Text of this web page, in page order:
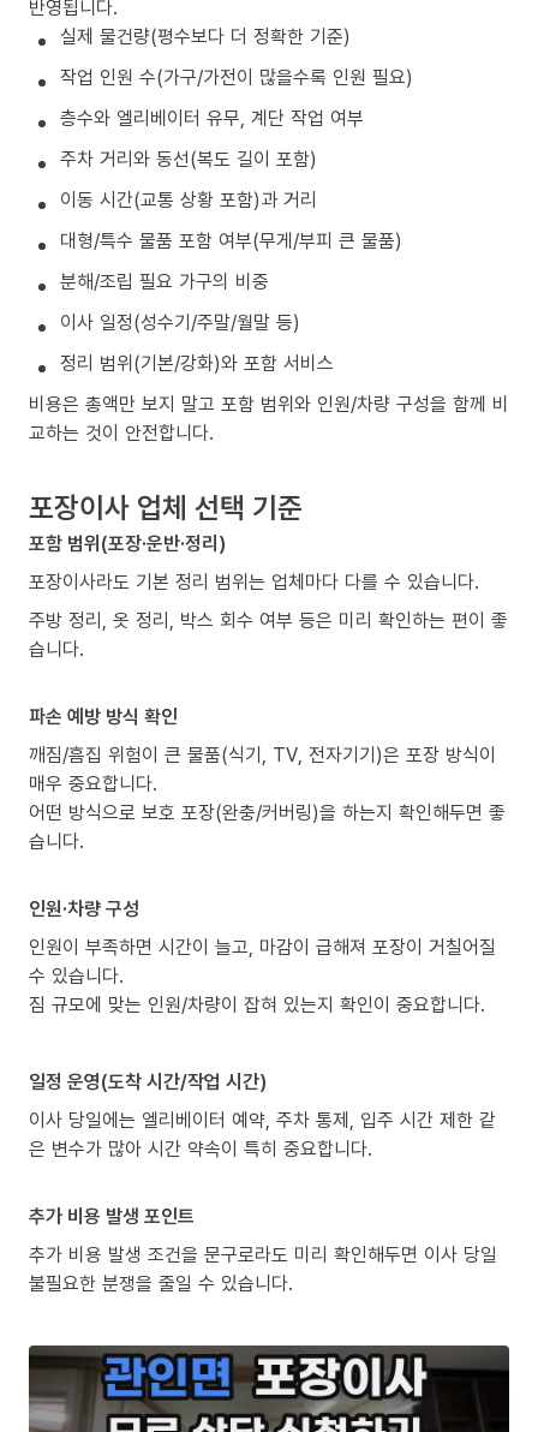
반영됩니다.
실제 물건량(평수보다 더 정확한 기준)
작업 인원 수(가구/가전이 많을수록 인원 필요)
층수와 엘리베이터 유무, 계단 작업 여부
주차 거리와 동선(복도 길이 포함)
이동 시간(교통 상황 포함)과 거리
대형/특수 물품 포함 여부(무게/부피 큰 물품)
분해/조립 필요 가구의 비중
이사 일정(성수기/주말/월말 등)
정리 범위(기본/강화)와 포함 서비스
비용은 총액만 보지 말고 포함 범위와 인원/차량 구성을 함께 비
교하는 것이 안전합니다.
포장이사 업체 선택 기준
포함 범위(포장·운반·정리)
포장이사라도 기본 정리 범위는 업체마다 다를 수 있습니다.
주방 정리, 옷 정리, 박스 회수 여부 등은 미리 확인하는 편이 좋
습니다.
파손 예방 방식 확인
깨짐/흠집 위험이 큰 물품(식기, TV, 전자기기)은 포장 방식이
매우 중요합니다.
어떤 방식으로 보호 포장(완충/커버링)을 하는지 확인해두면 좋
습니다.
인원·차량 구성
인원이 부족하면 시간이 늘고, 마감이 급해져 포장이 거칠어질
수 있습니다.
짐 규모에 맞는 인원/차량이 잡혀 있는지 확인이 중요합니다.
일정 운영(도착 시간/작업 시간)
이사 당일에는 엘리베이터 예약, 주차 통제, 입주 시간 제한 같
은 변수가 많아 시간 약속이 특히 중요합니다.
추가 비용 발생 포인트
추가 비용 발생 조건을 문구로라도 미리 확인해두면 이사 당일
불필요한 분쟁을 줄일 수 있습니다.